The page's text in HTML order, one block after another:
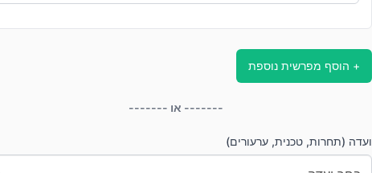
+ הוסף מפרשית נוספת
------- או -------
ועדה (תחרות, טכנית, ערעורים)